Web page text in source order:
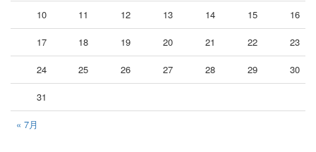
« 7月
10 11 12 13 14 15 16
17 18 19 20 21 22 23
24 25 26 27 28 29 30
31